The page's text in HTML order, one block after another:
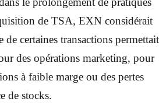
de TSA, EXN considérait
de certaines transactions permettait
des opérations marketing, pour
à faible marge ou des pertes
de stocks.